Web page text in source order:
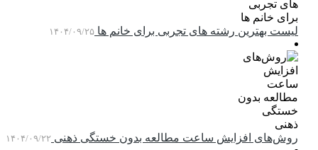
لیست بهترین رشته های تجربی برای خانم ها۱۴۰۴/۰۹/۲۵
روش‌های افزایش ساعت مطالعه بدون خستگی ذهنی ۱۴۰۴/۰۹/۲۲